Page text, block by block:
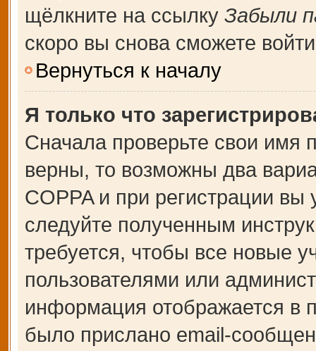
щёлкните на ссылку Забыли
скоро вы снова сможете
Вернуться к началу
Я только что
Сначала проверьте свои имя
верны, то возможны два
COPPA и при регистрации вы
следуйте полученным
требуется, чтобы все новые
пользователями или
информация отображается в
было прислано email-